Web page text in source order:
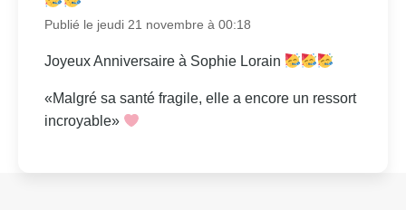
Publié le jeudi 21 novembre à 00:18
Joyeux Anniversaire à Sophie Lorain
«Malgré sa santé fragile, elle a encore un ressort
incroyable»